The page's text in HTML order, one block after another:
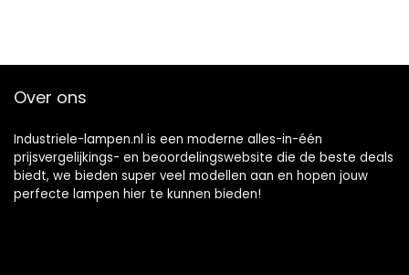
Over ons
Industriele-lampen.nl is een moderne alles-in-één
prijsvergelijkings- en beoordelingswebsite die de beste deals
biedt, we bieden super veel modellen aan en hopen jouw
perfecte lampen hier te kunnen bieden!